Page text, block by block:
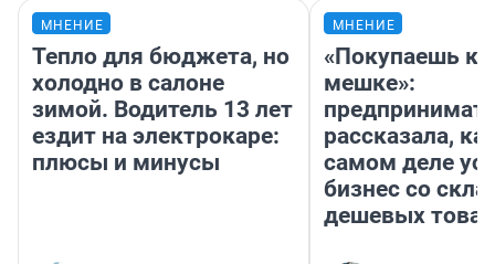
МНЕНИЕ
Тепло для бюджета, но
холодно в салоне
зимой. Водитель 13 лет
ездит на электрокаре:
плюсы и минусы
МНЕНИЕ
«Покупаешь
мешке»:
рассказала,
самом деле
бизнес со
дешевых